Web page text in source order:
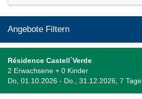
Angebote Filtern
Résidence Castell´Verde
2 Erwachsene + 0 Kinder
Do, 01.10.2026 - Do., 31.12.2026, 7 Tage